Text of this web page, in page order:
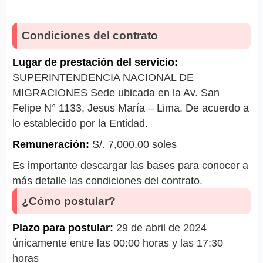
Condiciones del contrato
Lugar de prestación del servicio:
SUPERINTENDENCIA NACIONAL DE
MIGRACIONES Sede ubicada en la Av. San
Felipe N° 1133, Jesus María – Lima. De acuerdo a
lo establecido por la Entidad.
Remuneración: S/. 7,000.00 soles
Es importante descargar las bases para conocer a
más detalle las condiciones del contrato.
¿Cómo postular?
Plazo para postular: 29 de abril de 2024
únicamente entre las 00:00 horas y las 17:30
horas